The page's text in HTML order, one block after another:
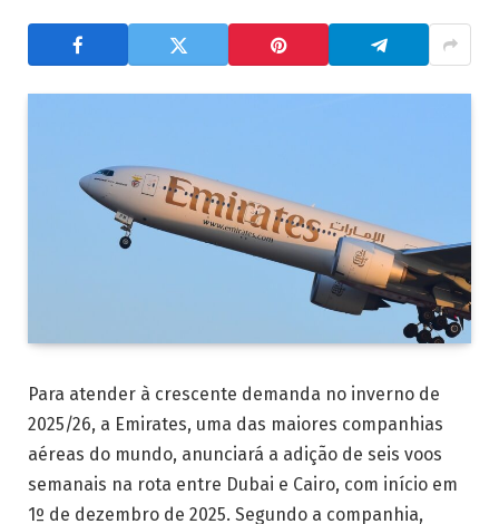
Para atender à crescente demanda no inverno de
2025/26, a Emirates, uma das maiores companhias
aéreas do mundo, anunciará a adição de seis voos
semanais na rota entre Dubai e Cairo, com início em
1º de dezembro de 2025. Segundo a companhia,